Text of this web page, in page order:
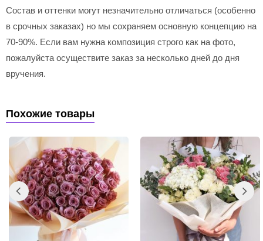
Состав и оттенки могут незначительно отличаться (особенно
в срочных заказах) но мы сохраняем основную концепцию на
70-90%. Если вам нужна композиция строго как на фото,
пожалуйста осуществите заказ за несколько дней до дня
вручения.
Похожие товары